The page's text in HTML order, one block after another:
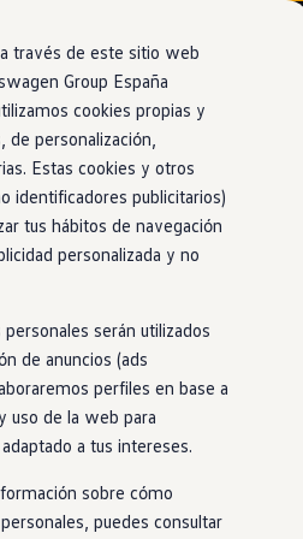
en stock
carga y ahorro
carga
Approved
cambio o
a los
15 días
podrás cambiar tu nuevo
siempreque no haya
hayan pasado 15 días desde la
través de este sitio web
Group España
cookies propias y
personalización,
Estas cookies y otros
identificadores publicitarios)
tus hábitos de navegación
personalizada y no
serán utilizados
de anuncios (ads
perfiles en base a
uso de la web para
a tus intereses.
sobre cómo
puedes consultar